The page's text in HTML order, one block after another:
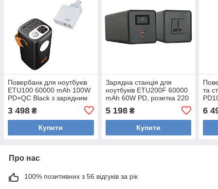
Повербанк для ноутбуків
ETU100 60000 mAh 100W
PD+QC Black з зарядним
3 498 ₴
Купити
Зарядна станція для
ноутбуків ETU200F 60000
mAh 60W PD, розетка 220
В 200 Вт. Повербанк для
ноутбуків
5 198₴
Купити
та
6
Про нас
100% позитивних з 56 відгуків за рік